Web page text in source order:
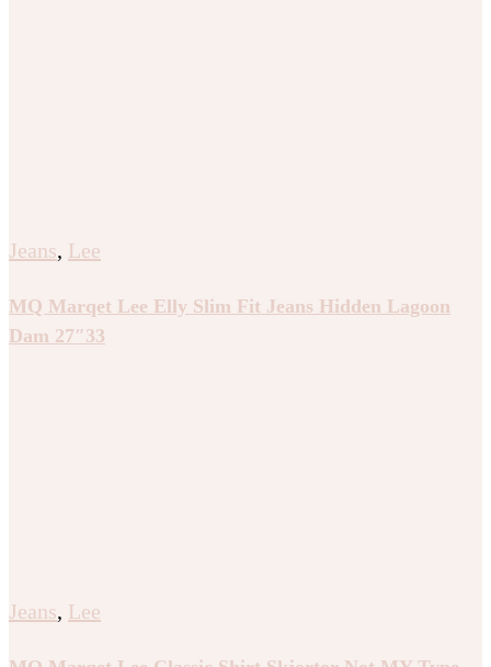
Jeans, Lee
MQ Marqet Lee Elly Slim Fit Jeans Hidden Lagoon
Dam 27″33
Jeans, Lee